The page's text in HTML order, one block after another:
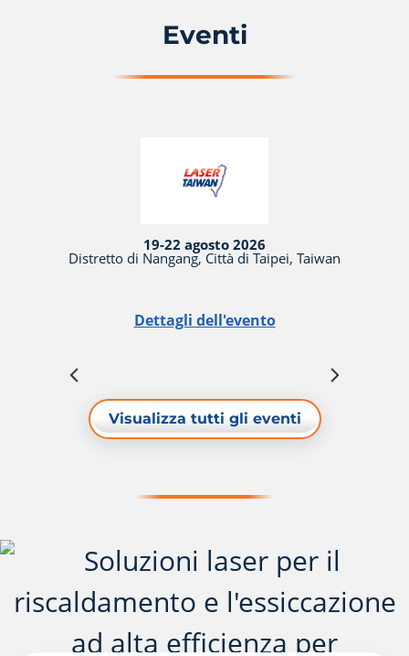
Eventi
19-22 agosto 2026
Distretto di Nangang, Città di Taipei, Taiwan
Dettagli dell'evento
Visualizza tutti gli eventi
Soluzioni di saldatura e pulizia
laser LightWELD
Laser YLS-ECO: I laser in fibra ad
alta potenza più efficienti
Misura della saldatura laser in
tempo reale